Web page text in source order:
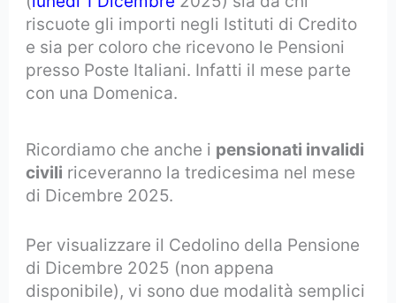
riscuote gli importi negli Istituti di Credito
e sia per coloro che ricevono le Pensioni
presso Poste Italiani. Infatti il mese parte
con una Domenica.
Ricordiamo che anche i pensionati invalidi
civili riceveranno la tredicesima nel mese
di Dicembre 2025.
Per visualizzare il Cedolino della Pensione
di Dicembre 2025 (non appena
disponibile), vi sono due modalità semplici